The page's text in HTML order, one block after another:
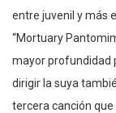
entre juvenil y más
“Mortuary
mayor profundidad
dirigir la suya
tercera canción